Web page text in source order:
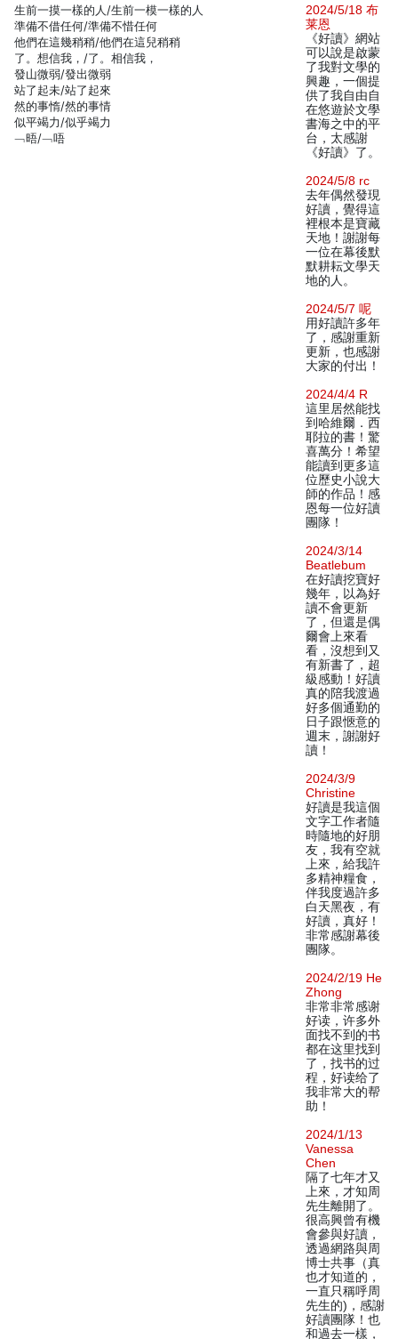
生前一摸一樣的人/生前一模一樣的人
準備不借任何/準備不惜任何
他們在這幾稍稍/他們在這兒稍稍
了。想信我，/了。相信我，
發山微弱/發出微弱
站了起未/站了起來
然的事惰/然的事情
似平竭力/似乎竭力
﹁晤/﹁唔
2024/5/18 布
莱恩
《好讀》網站
可以說是啟蒙
了我對文學的
興趣，一個提
供了我自由自
在悠遊於文學
書海之中的平
台，太感謝
《好讀》了。
2024/5/8 rc
去年偶然發現
好讀，覺得這
裡根本是寶藏
天地！謝謝每
一位在幕後默
默耕耘文學天
地的人。
2024/5/7 呢
用好讀許多年
了，感謝重新
更新，也感謝
大家的付出！
2024/4/4 R
這里居然能找
到哈維爾．西
耶拉的書！驚
喜萬分！希望
能讀到更多這
位歷史小說大
師的作品！感
恩每一位好讀
團隊！
2024/3/14
Beatlebum
在好讀挖寶好
幾年，以為好
讀不會更新
了，但還是偶
爾會上來看
看，沒想到又
有新書了，超
級感動！好讀
真的陪我渡過
好多個通勤的
日子跟愜意的
週末，謝謝好
讀！
2024/3/9
Christine
好讀是我這個
文字工作者隨
時隨地的好朋
友，我有空就
上來，給我許
多精神糧食，
伴我度過許多
白天黑夜，有
好讀，真好！
非常感謝幕後
團隊。
2024/2/19 He
Zhong
非常非常感谢
好读，许多外
面找不到的书
都在这里找到
了，找书的过
程，好读给了
我非常大的帮
助！
2024/1/13
Vanessa
Chen
隔了七年才又
上來，才知周
先生離開了。
很高興曾有機
會參與好讀，
透過網路與周
博士共事（真
也才知道的，
一直只稱呼周
先生的)，感謝
好讀團隊！也
和過去一樣，